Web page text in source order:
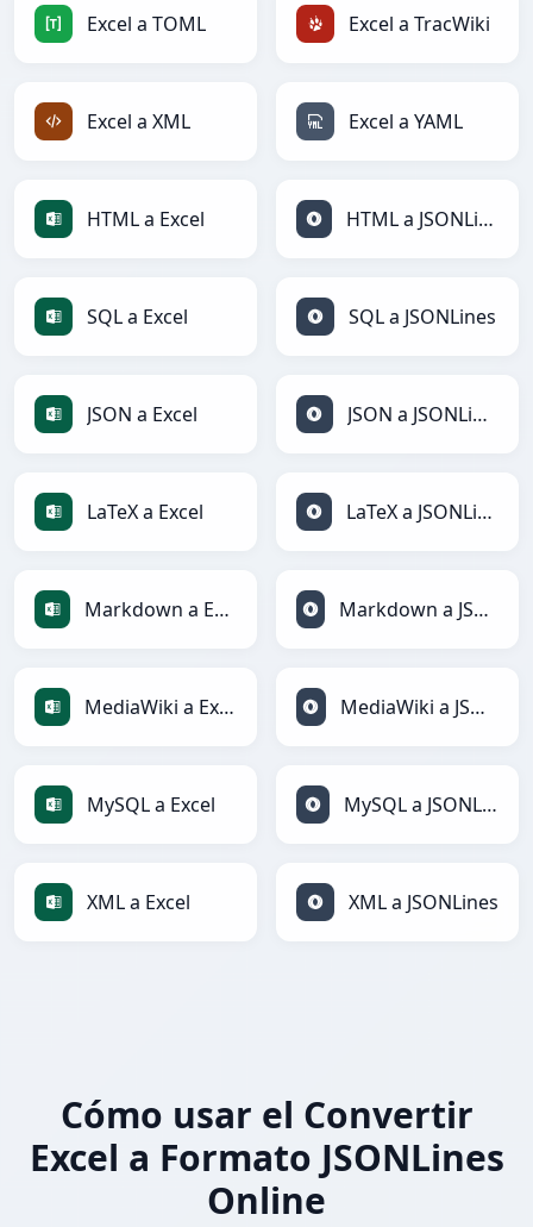
Excel a TOML Excel a TracWiki
Excel a XML Excel a YAML
HTML a Excel HTML a JSONLines
SQL a Excel SQL a JSONLines
JSON a Excel JSON a JSONLines
LaTeX a Excel LaTeX a JSONLines
Markdown a Excel Markdown a JSONLines
MediaWiki a Excel MediaWiki a JSONLines
MySQL a Excel MySQL a JSONLines
XML a Excel XML a JSONLines
Cómo usar el Convertir
Excel a Formato JSONLines
Online